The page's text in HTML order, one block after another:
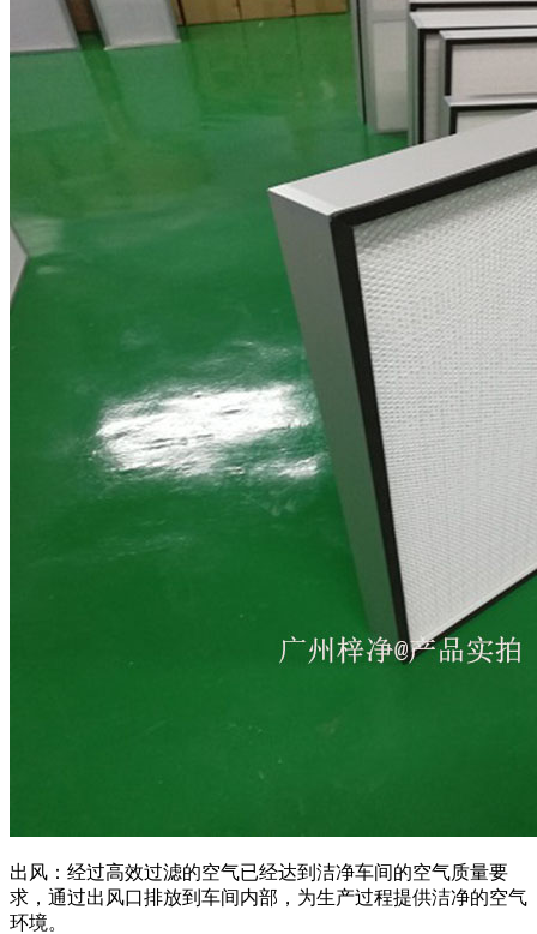
出风：经过高效过滤的空气已经达到洁净车间的空气质量要
求，通过出风口排放到车间内部，为生产过程提供洁净的空气
环境。